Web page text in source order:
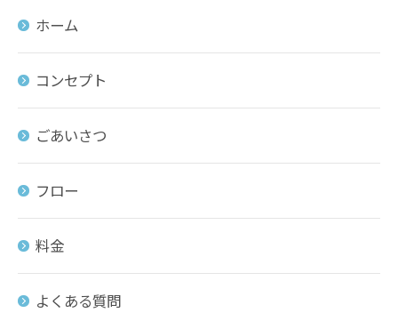
ホーム
コンセプト
ごあいさつ
フロー
料金
よくある質問